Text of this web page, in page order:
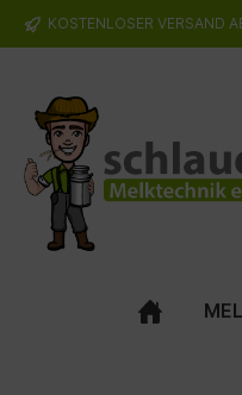
Zur
KOSTENLOSER VERSAND